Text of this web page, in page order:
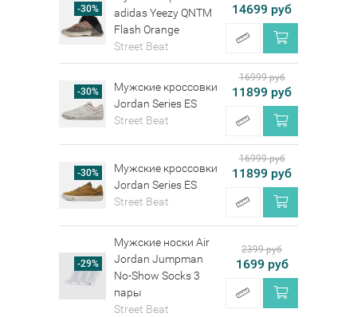
-30%
adidas Yeezy QNTM
Flash Orange
Street Beat
14699 руб
-30%
Мужские кроссовки
Jordan Series ES
Street Beat
16999 руб
11899 руб
-30%
Мужские кроссовки
Jordan Series ES
Street Beat
16999 руб
11899 руб
-29%
Мужские носки Air
Jordan Jumpman
No-Show Socks 3
пары
Street Beat
2399 руб
1699 руб